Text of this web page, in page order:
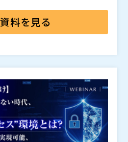
や品質低下につながります。特
、細かな調整を伴う工程では、
像と音声のタイミングがわずか
判断に迷う、結果としてリモー
結局オフィスに戻って作業せざ
た経験はないでしょうか。
では、音と映像の同期精度その
するため、こうしたズレは致命
CAD／映像制作に携わる方に向
え、操作感を妥協しないリモー
Adder TechnologyのKVMシス
資料を見る